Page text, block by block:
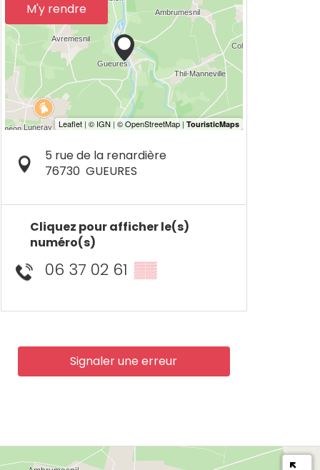
M'y rendre
5 rue de la renardière
76730 GUEURES
Cliquez pour afficher le(s)
numéro(s)
06 37 02 61 ▒▒
Signaler une erreur